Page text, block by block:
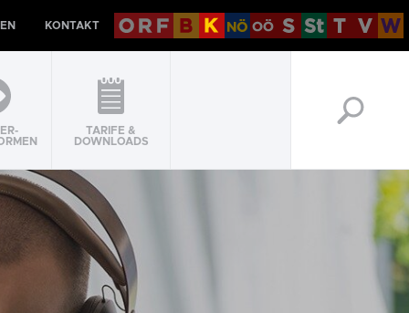
KONTAKT
TARIFE &
DOWNLOADS